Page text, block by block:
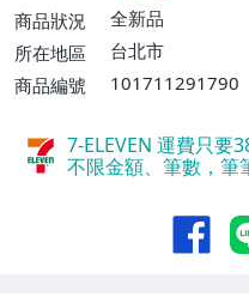
運費$60、滿5件
費】、宅配/貨運
商品狀況
全新品
所在地區
台北市
商品編號
101711291790
7-ELEVEN 運費只要
不限金額、筆數，筆